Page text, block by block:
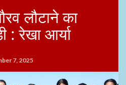
लौटाने का
: रेखा आर्या
7, 2025